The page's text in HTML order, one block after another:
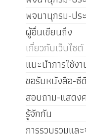
พจนานุกรม-ปร
ผู้อื่นเขียนถึง
เกี่ยวกับเว็บไซต์
แนะนำการใช้ง
ขอรับหนังสือ-ซีดี
สอบถาม-แสดง
รู้จักกัน
การรวบรวมแล